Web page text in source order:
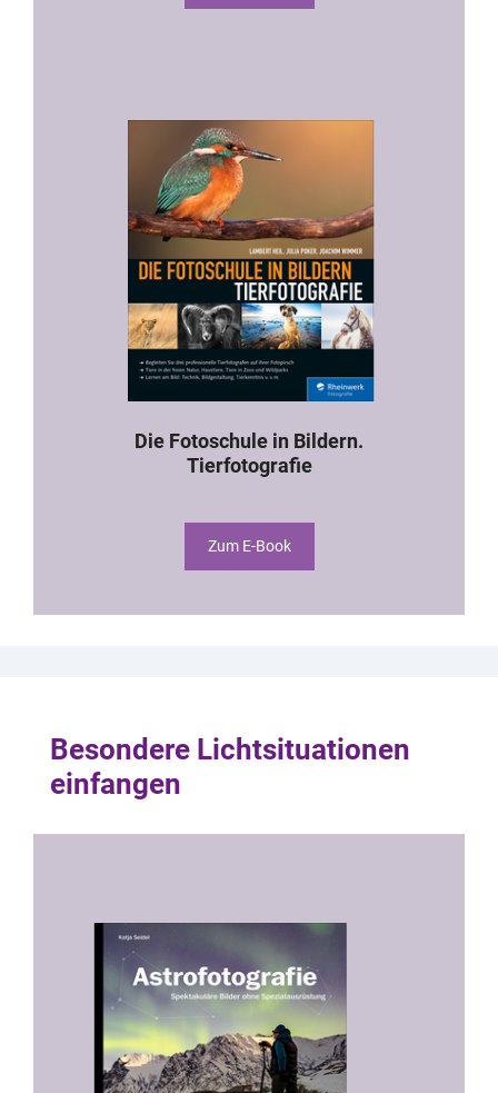
Die Fotoschule in Bildern.
Tierfotografie
Zum E-Book
Besondere Lichtsituationen
einfangen